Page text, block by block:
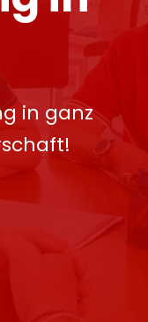
in ganz